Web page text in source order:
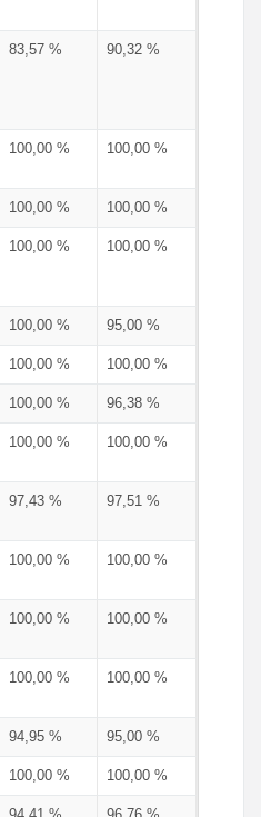
83,57 % 90,32 %
100,00 % 100,00 %
100,00 % 100,00 %
100,00 % 100,00 %
100,00 % 95,00 %
100,00 % 100,00 %
100,00 % 96,38 %
100,00 % 100,00 %
97,43 % 97,51 %
100,00 % 100,00 %
100,00 % 100,00 %
100,00 % 100,00 %
94,95 % 95,00 %
100,00 % 100,00 %
94,41 % 96,76 %